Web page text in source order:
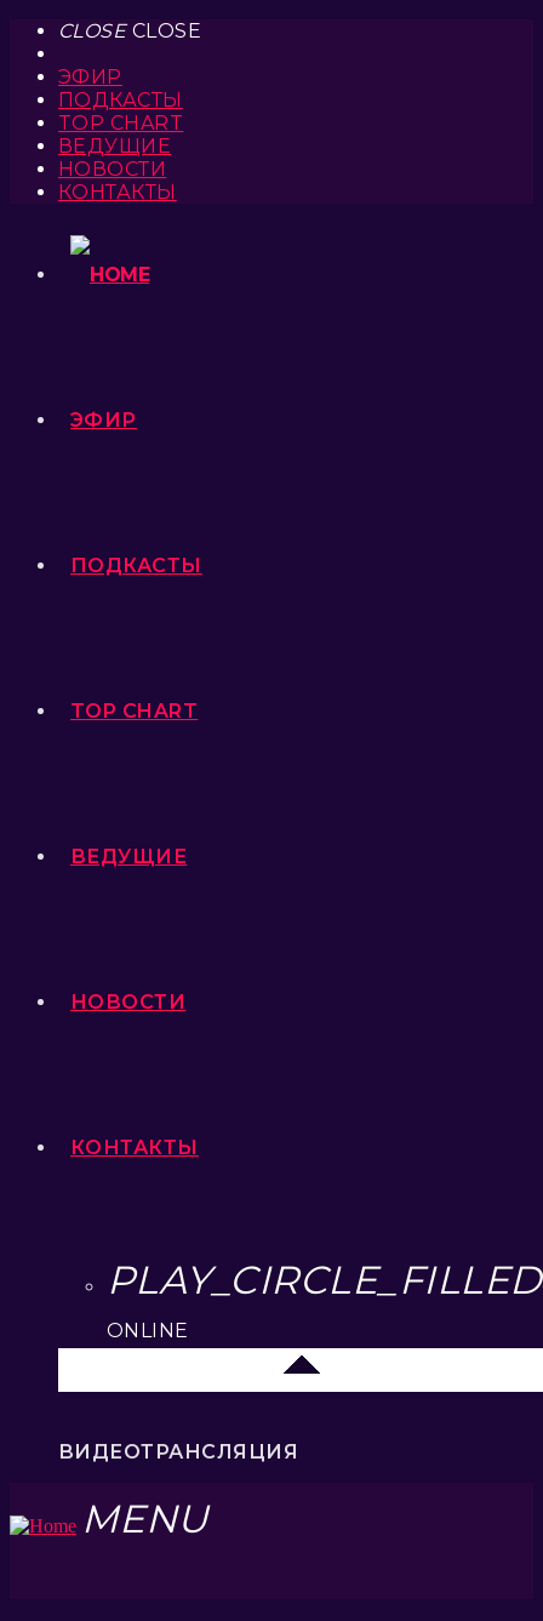
CLOSECLOSE
ЭФИР
ПОДКАСТЫ
TOP CHART
ВЕДУЩИЕ
НОВОСТИ
КОНТАКТЫ
ЭФИР
ПОДКАСТЫ
TOP CHART
ВЕДУЩИЕ
НОВОСТИ
КОНТАКТЫ
PLAY_CIRCLE_FILLED
ONLINE
ВИДЕОТРАНСЛЯЦИЯ
MENU